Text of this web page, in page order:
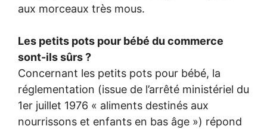
aux morceaux très mous.
Les petits pots pour bébé du commerce
sont-ils sûrs ?
Concernant les petits pots pour bébé, la
réglementation (issue de l’arrêté ministériel du
1er juillet 1976 « aliments destinés aux
nourrissons et enfants en bas âge ») répond